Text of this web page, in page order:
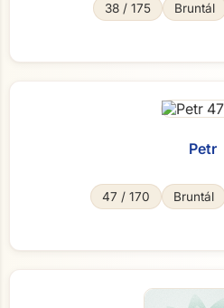
38 / 175 Bruntál
Petr
47 / 170 Bruntál